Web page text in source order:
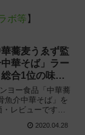
ボ等 】
蕎麦うゑず監
華そば」ラー
合1位の味を
現!!
ヨー食品「中華蕎
魚介中華そば」を
レビューです。
行列店・中華蕎麦
2020.04.28